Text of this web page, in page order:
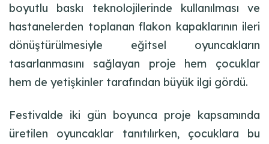
boyutlu baskı teknolojilerinde kullanılması ve
hastanelerden toplanan flakon kapaklarının ileri
dönüştürülmesiyle eğitsel oyuncakların
tasarlanmasını sağlayan proje hem çocuklar
hem de yetişkinler tarafından büyük ilgi gördü.
Festivalde iki gün boyunca proje kapsamında
üretilen oyuncaklar tanıtılırken, çocuklara bu